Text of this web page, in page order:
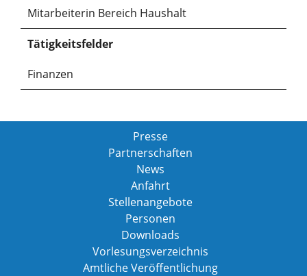
Mitarbeiterin Bereich Haushalt
Tätigkeitsfelder
Finanzen
Presse
Partnerschaften
News
Anfahrt
Stellenangebote
Personen
Downloads
Vorlesungsverzeichnis
Amtliche Veröffentlichung